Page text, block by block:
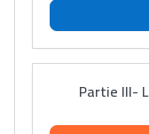
Partie III-